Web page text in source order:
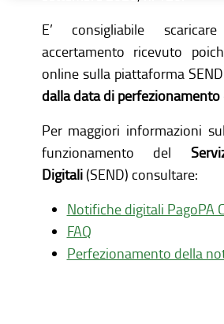
E’ consigliabile
accertamento ricevuto
online sulla piattaforma
dalla data di
Per maggiori informazioni
funzionamento del
Digitali (SEND) consultare:
Notifiche digitali PagoPA
FAQ
Perfezionamento della